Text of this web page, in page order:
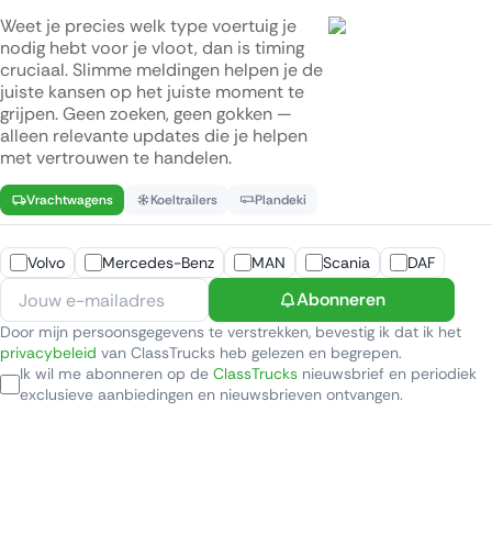
Weet je precies welk type voertuig je
nodig hebt voor je vloot, dan is timing
cruciaal. Slimme meldingen helpen je de
juiste kansen op het juiste moment te
grijpen. Geen zoeken, geen gokken —
alleen relevante updates die je helpen
met vertrouwen te handelen.
Vrachtwagens Koeltrailers Plandeki
Volvo Mercedes-Benz MAN Scania DAF
Abonneren
Door mijn persoonsgegevens te verstrekken, bevestig ik dat ik het
privacybeleid van ClassTrucks heb gelezen en begrepen.
Ik wil me abonneren op de ClassTrucks nieuwsbrief en periodiek
exclusieve aanbiedingen en nieuwsbrieven ontvangen.